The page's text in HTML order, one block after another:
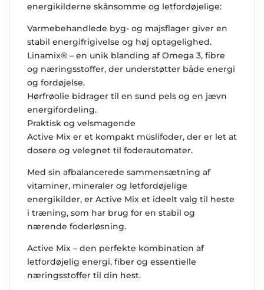
energikilderne skånsomme og letfordøjelige:
Varmebehandlede byg- og majsflager giver en
stabil energifrigivelse og høj optagelighed.
Linamix® – en unik blanding af Omega 3, fibre
og næringsstoffer, der understøtter både energi
og fordøjelse.
Hørfrøolie bidrager til en sund pels og en jævn
energifordeling.
Praktisk og velsmagende
Active Mix er et kompakt müslifoder, der er let at
dosere og velegnet til foderautomater.
Med sin afbalancerede sammensætning af
vitaminer, mineraler og letfordøjelige
energikilder, er Active Mix et ideelt valg til heste
i træning, som har brug for en stabil og
nærende foderløsning.
Active Mix – den perfekte kombination af
letfordøjelig energi, fiber og essentielle
næringsstoffer til din hest.